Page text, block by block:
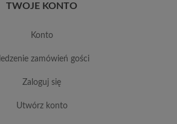
TWOJE KONTO
konto
śledzenie zamówień gości
zaloguj się
utwórz konto